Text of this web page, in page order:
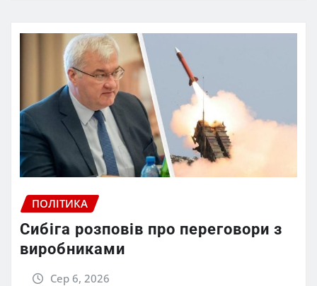
ПОЛІТИКА
Сибіга розповів про переговори з
виробниками
Сер 6, 2026